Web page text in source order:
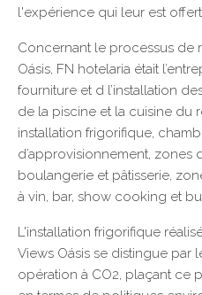
l'expérience qui leur est
Concernant le processus de
Oásis, FN hotelaria était
fourniture et d l’installation
de la piscine et la cuisine du
installation frigorifique,
d’approvisionnement, zones
boulangerie et pâtisserie,
à vin, bar, show cooking et
L'installation frigorifique
Views Oásis se distingue par
opération à CO2, plaçant ce